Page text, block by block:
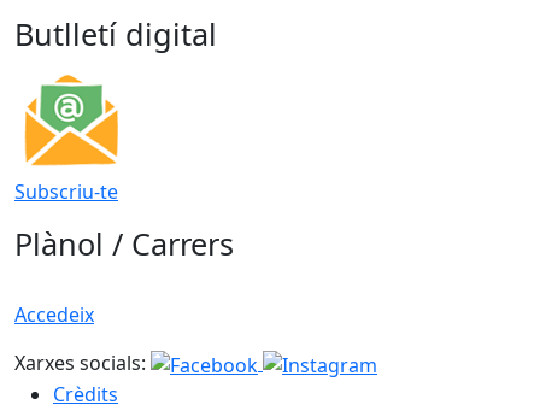
Butlletí digital
Subscriu-te
Plànol / Carrers
Accedeix
Xarxes socials:
Crèdits